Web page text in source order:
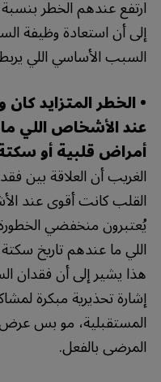
إلى أن استعادة وظيفة
السبب الأساسي اللي
• الخطر المتزايد
عند الأشخاص اللي
أمراض قلبية أو
الغريب أن العلاقة بين
القلب كانت أقوى عند
يُعتبرون منخفضي
اللي ما عندهم تاريخ
هذا يشير إلى أن فقدان
إشارة تحذيرية مبكرة
المستقبلية، مو بس
المرضى بالفعل.